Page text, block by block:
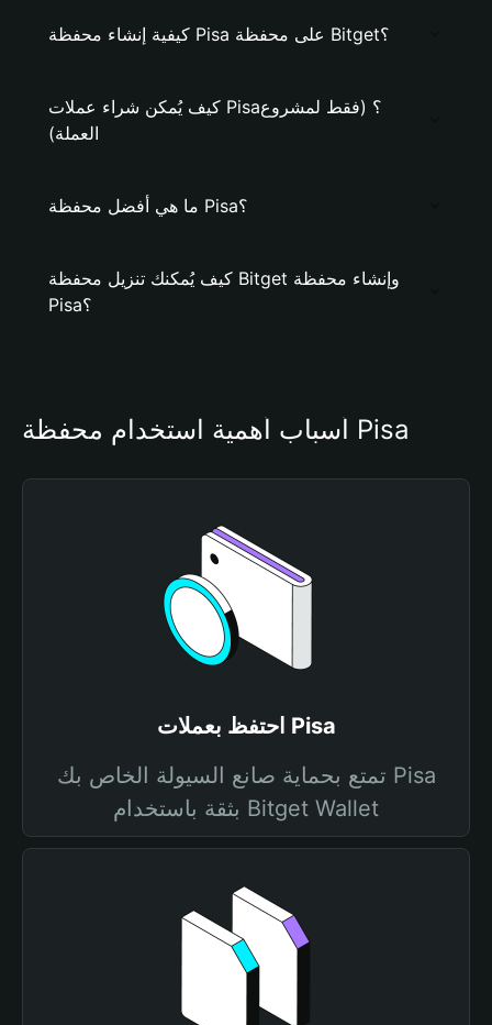
كيفية إنشاء محفظة Pisa على محفظة Bitget؟
كيف يُمكن شراء عملات Pisa؟ (فقط لمشروع
العملة)
ما هي أفضل محفظة Pisa؟
كيف يُمكنك تنزيل محفظة Bitget وإنشاء محفظة
Pisa؟
أسباب أهمية استخدام محفظة Pisa
احتفظ بعملات Pisa
تمتع بحماية صانع السيولة الخاص بك Pisa
بثقة باستخدام Bitget Wallet